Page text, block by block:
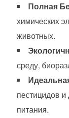
Полная
химических
животных.
среду,
пестицидов и
питания.